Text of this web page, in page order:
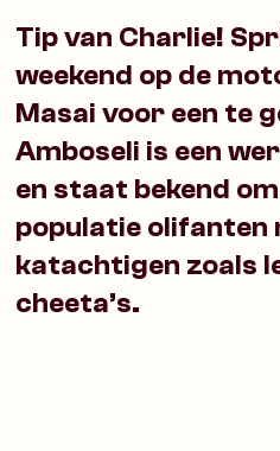
Tip van Charlie!
weekend op de
Masai voor een te
Amboseli is een
en staat bekend
populatie olifanten
katachtigen zoals
cheeta’s.